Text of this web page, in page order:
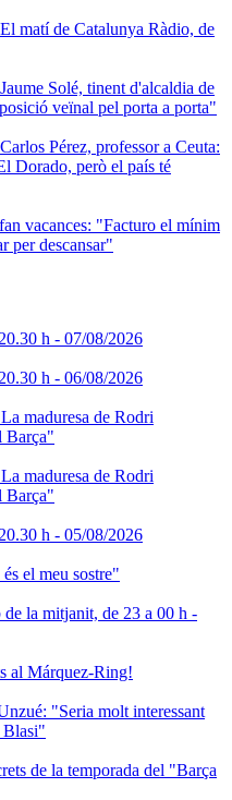
matí de Catalunya Ràdio, de
Solé, tinent d'alcaldia de
veïnal pel porta a porta"
Pérez, professor a Ceuta:
Dorado, però el país té
vacances: "Facturo el mínim
per descansar"
h - 07/08/2026
h - 06/08/2026
maduresa de Rodri
Barça"
maduresa de Rodri
Barça"
h - 05/08/2026
el meu sostre"
la mitjanit, de 23 a 00 h -
al Márquez-Ring!
"Seria molt interessant
Blasi"
de la temporada del "Barça